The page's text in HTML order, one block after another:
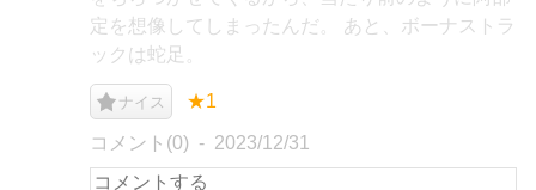
定を想像してしまったんだ。 あと、ボーナストラ
ックは蛇足。
ナイス ★1
コメント(0) 2023/12/31